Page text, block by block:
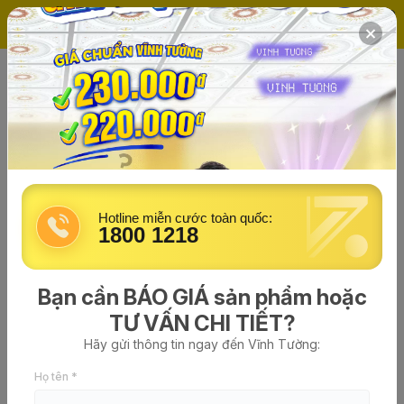
Hotline miễn cước toàn quốc:
1800 1218
Bạn cần BÁO GIÁ sản phẩm hoặc
TƯ VẤN CHI TIẾT?
Hãy gửi thông tin ngay đến Vĩnh Tường:
Họ tên *
(0)
Trang chủ Khung/Tấm/Phụ kiện
Khung trần chìm Vĩnh Tường M29